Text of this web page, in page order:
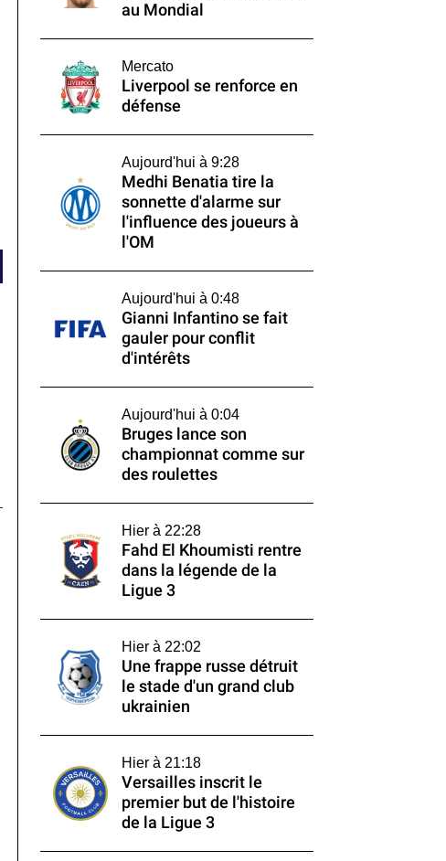
au Mondial
Mercato
Liverpool se renforce en
défense
Aujourd'hui à 9:28
Medhi Benatia tire la
sonnette d'alarme sur
l'influence des joueurs à
l'OM
Aujourd'hui à 0:48
Gianni Infantino se fait
gauler pour conflit
d'intérêts
Aujourd'hui à 0:04
Bruges lance son
championnat comme sur
des roulettes
Hier à 22:28
Fahd El Khoumisti rentre
dans la légende de la
Ligue 3
Hier à 22:02
Une frappe russe détruit
le stade d'un grand club
ukrainien
Hier à 21:18
Versailles inscrit le
premier but de l'histoire
de la Ligue 3